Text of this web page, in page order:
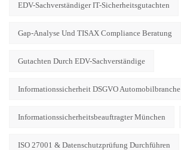
EDV-Sachverständiger IT-Sicherheitsgutachten
Gap-Analyse Und TISAX Compliance Beratung
Gutachten Durch EDV-Sachverständige
Informationssicherheit DSGVO Automobilbranche
Informationssicherheitsbeauftragter München
ISO 27001 & Datenschutzprüfung Durchführen